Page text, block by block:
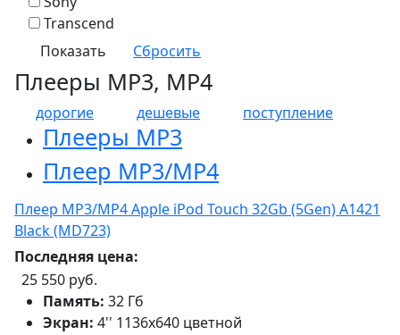
Transcend
Плееры MP3, MP4
дорогие дешевые поступление
Плееры MP3
Плеер MP3/MP4
Плеер MP3/MP4 Apple iPod Touch 32Gb (5Gen) A1421
Black (MD723)
Последняя цена:
25 550 руб.
Память: 32 Гб
Экран: 4'' 1136x640 цветной